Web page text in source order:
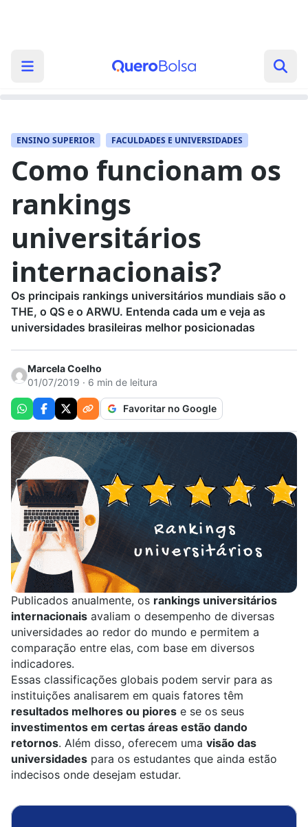
ENSINO SUPERIOR FACULDADES E UNIVERSIDADES
Como funcionam os
rankings
universitários
internacionais?
Os principais rankings universitários mundiais são o
THE, o QS e o ARWU. Entenda cada um e veja as
universidades brasileiras melhor posicionadas
Marcela Coelho
01/07/2019 · 6 min de leitura
Favoritar no Google
Publicados anualmente, os rankings universitários
internacionais avaliam o desempenho de diversas
universidades ao redor do mundo e permitem a
comparação entre elas, com base em diversos
indicadores.
Essas classificações globais podem servir para as
instituições analisarem em quais fatores têm
resultados melhores ou piores e se os seus
investimentos em certas áreas estão dando
retornos. Além disso, oferecem uma visão das
universidades para os estudantes que ainda estão
indecisos onde desejam estudar.